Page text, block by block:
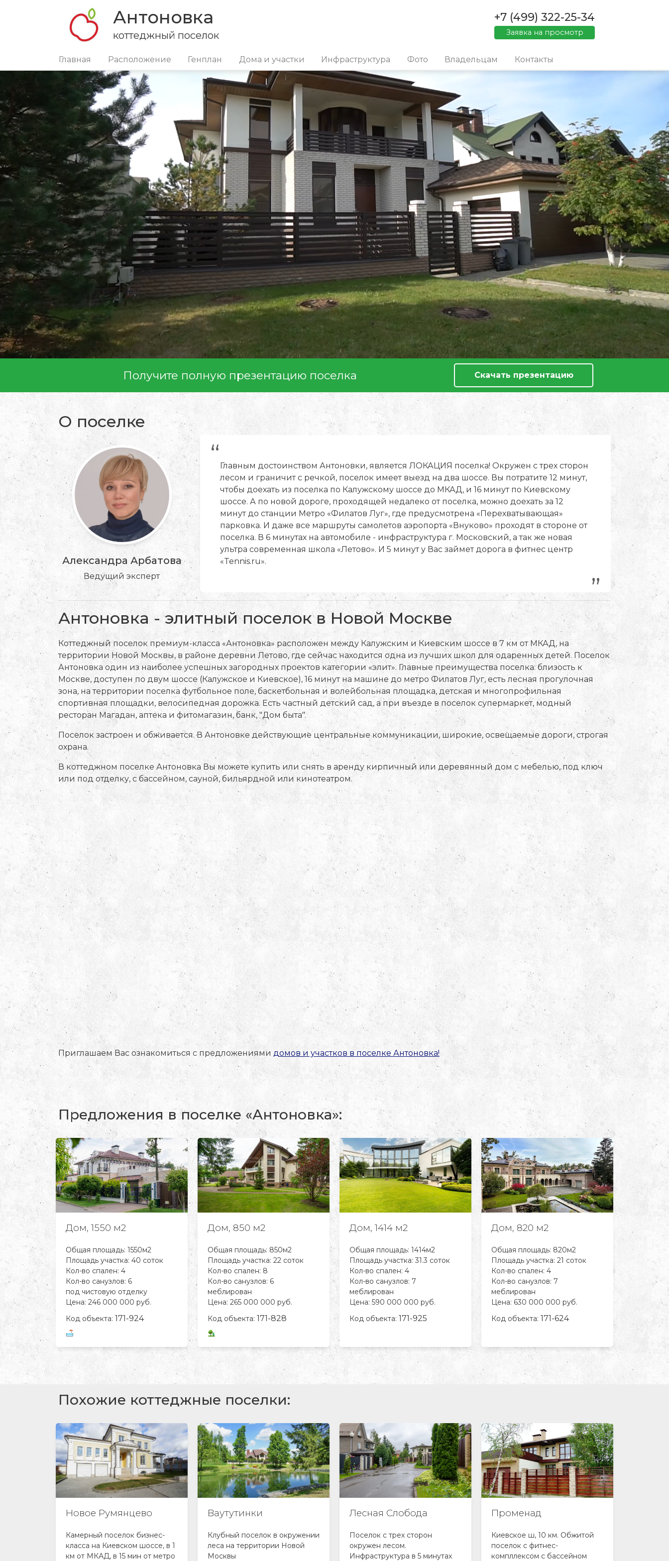
Антоновка
коттеджный поселок
+7 (499) 322-25-34
Заявка на просмотр
Главная Расположение Генплан Дома и участки Инфраструктура Фото Владельцам Контакты
Получите полную презентацию поселка Скачать презентацию
О поселке
Александра Арбатова
Ведущий эксперт
“ Главным достоинством Антоновки, является ЛОКАЦИЯ поселка! Окружен с трех сторон
лесом и граничит с речкой, поселок имеет выезд на два шоссе. Вы потратите 12 минут,
чтобы доехать из поселка по Калужскому шоссе до МКАД, и 16 минут по Киевскому
шоссе. А по новой дороге, проходящей недалеко от поселка, можно доехать за 12
минут до станции Метро «Филатов Луг», где предусмотрена «Перехватывающая»
парковка. И даже все маршруты самолетов аэропорта «Внуково» проходят в стороне от
поселка. В 6 минутах на автомобиле - инфраструктура г. Московский, а так же новая
ультра современная школа «Летово». И 5 минут у Вас займет дорога в фитнес центр
«Tennis.ru».
„
Антоновка - элитный поселок в Новой Москве
Коттеджный поселок премиум-класса «Антоновка» расположен между Калужским и Киевским шоссе в 7 км от МКАД, на
территории Новой Москвы, в районе деревни Летово, где сейчас находится одна из лучших школ для одаренных детей. Поселок
Антоновка один из наиболее успешных загородных проектов категории «элит». Главные преимущества поселка: близость к
Москве, доступен по двум шоссе (Калужское и Киевское), 16 минут на машине до метро Филатов Луг, есть лесная прогулочная
зона, на территории поселка футбольное поле, баскетбольная и волейбольная площадка, детская и многопрофильная
спортивная площадки, велосипедная дорожка. Есть частный детский сад, а при въезде в поселок супермаркет, модный
ресторан Магадан, аптека и фитомагазин, банк, "Дом быта".
Поселок застроен и обживается. В Антоновке действующие центральные коммуникации, широкие, освещаемые дороги, строгая
охрана.
В коттеджном поселке Антоновка Вы можете купить или снять в аренду кирпичный или деревянный дом с мебелью, под ключ
или под отделку, с бассейном, сауной, бильярдной или кинотеатром.
Приглашаем Вас ознакомиться с предложениями домов и участков в поселке Антоновка!
Предложения в поселке «Антоновка»:
Дом, 1550 м2
Общая площадь: 1550м2
Площадь участка: 40 соток
Кол-во спален: 4
Кол-во санузлов: 6
под чистовую отделку
Цена: 246 000 000 руб.
Код объекта: 171-924
Дом, 850 м2
Общая площадь: 850м2
Площадь участка: 22 соток
Кол-во спален: 8
Кол-во санузлов: 6
меблирован
Цена: 265 000 000 руб.
Код объекта: 171-828
Дом, 1414 м2
Общая площадь: 1414м2
Площадь участка: 31.3 соток
Кол-во спален: 4
Кол-во санузлов: 7
меблирован
Цена: 590 000 000 руб.
Код объекта: 171-925
Дом, 820 м2
Общая площадь: 820м2
Площадь участка: 21 соток
Кол-во спален: 4
Кол-во санузлов: 7
меблирован
Цена: 630 000 000 руб.
Код объекта: 171-624
Дом,
Площадь
Кол-во
Кол-во
Цена: 1
Код
Похожие коттеджные поселки:
Новое Румянцево
Камерный поселок бизнес-
класса на Киевском шоссе, в 1
км от МКАД, в 15 мин от метро
Ваутутинки
Клубный поселок в окружении
леса на территории Новой
Москвы
Лесная Слобода
Поселок с трех сторон
окружен лесом.
Инфраструктура в 5 минутах
Променад
Киевское ш, 10 км. Обжитой
поселок с фитнес-
компллексом с бассейном